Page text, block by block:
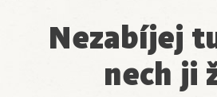
Nezabíjej
nech ji